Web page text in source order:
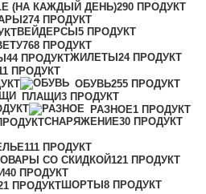
(НА КАЖДЫЙ ДЕНЬ)290 ПРОДУКТ
274 ПРОДУКТ
ВЕЙДЕРСЫ 5 ПРОДУКТ
768 ПРОДУКТ
44 ПРОДУКТЖИЛЕТЫ 24 ПРОДУКТ
ПРОДУКТ
ОБУВЬ255 ПРОДУКТ
ПЛАЩИ3 ПРОДУКТ
РАЗНОЕ1 ПРОДУКТ
СНАРЯЖЕНИЕ30 ПРОДУКТ
111 ПРОДУКТ
СО СКИДКОЙ121 ПРОДУКТ
40 ПРОДУКТ
ПРОДУКТШОРТЫ 8 ПРОДУКТ